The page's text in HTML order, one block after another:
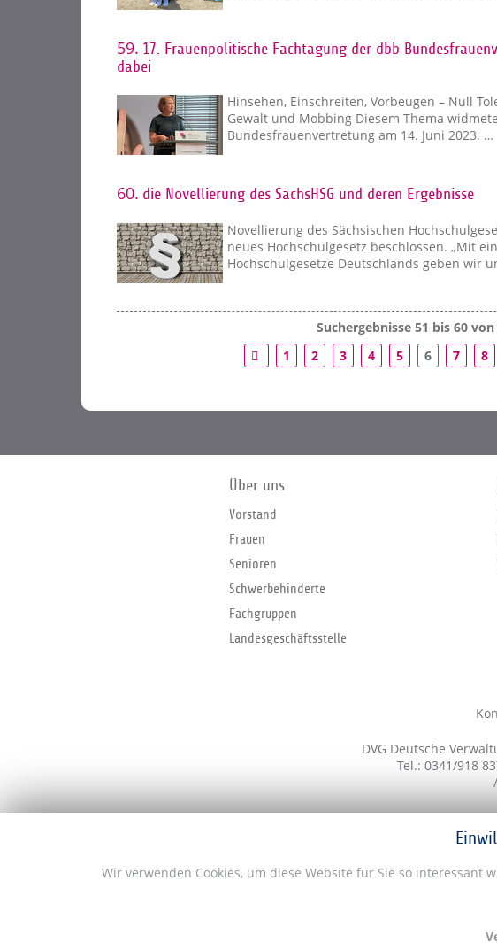
59. 17. Frauenpolitische Fachtagung der dbb
dabei
Hinsehen, Einschreiten, Vorbeugen – Null
Gewalt und Mobbing Diesem Thema
Bundesfrauenvertretung am 14. Juni 2023. …
60. die Novellierung des SächsHSG und deren Ergebnisse
Novellierung des Sächsischen
neues Hochschulgesetz beschlossen. „Mit
Hochschulgesetze Deutschlands geben wir
Suchergebnisse 51 bis 60 von
1
2 3 4 5 6 7 8
Über uns
Vorstand
Frauen
Senioren
Schwerbehinderte
Fachgruppen
Landesgeschäftsstelle
DVG Deutsche
Tel.: 0341/918
Wir verwenden Cookies, um diese Website für Sie so